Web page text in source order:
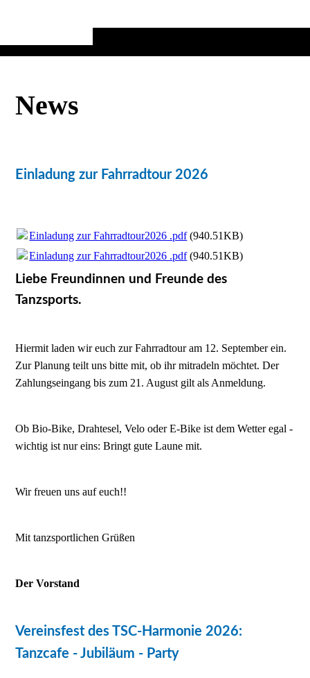
News
Einladung zur Fahrradtour 2026
Einladung zur Fahrradtour2026 .pdf(940.51KB)
Einladung zur Fahrradtour2026 .pdf(940.51KB)
Liebe Freundinnen und Freunde des
Tanzsports.
Hiermit laden wir euch zur Fahrradtour am 12. September ein.
Zur Planung teilt uns bitte mit, ob ihr mitradeln möchtet. Der
Zahlungseingang bis zum 21. August gilt als Anmeldung.
Ob Bio-Bike, Drahtesel, Velo oder E-Bike ist dem Wetter egal -
wichtig ist nur eins: Bringt gute Laune mit.
Wir freuen uns auf euch!!
Mit tanzsportlichen Grüßen
Der Vorstand
Vereinsfest des TSC-Harmonie 2026:
Tanzcafe - Jubiläum - Party